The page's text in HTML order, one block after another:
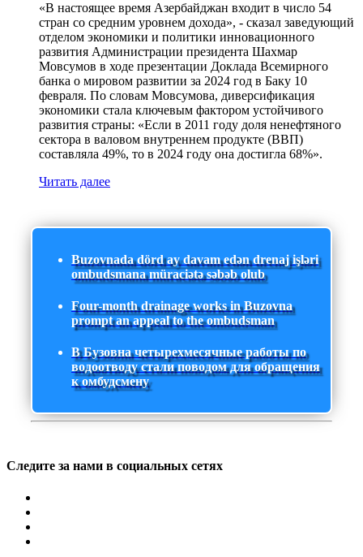
«В настоящее время Азербайджан входит в число 54
стран со средним уровнем дохода», - сказал заведующий
отделом экономики и политики инновационного
развития Администрации президента Шахмар
Мовсумов в ходе презентации Доклада Всемирного
банка о мировом развитии за 2024 год в Баку 10
февраля. По словам Мовсумова, диверсификация
экономики стала ключевым фактором устойчивого
развития страны: «Если в 2011 году доля ненефтяного
сектора в валовом внутреннем продукте (ВВП)
составляла 49%, то в 2024 году она достигла 68%».
Читать далее
Buzovnada dörd ay davam edən drenaj işləri
ombudsmana müraciətə səbəb olub
Four-month drainage works in Buzovna
prompt an appeal to the ombudsman
В Бузовна четырехмесячные работы по
водоотводу стали поводом для обращения
к омбудсмену
Следите за нами в социальных сетях